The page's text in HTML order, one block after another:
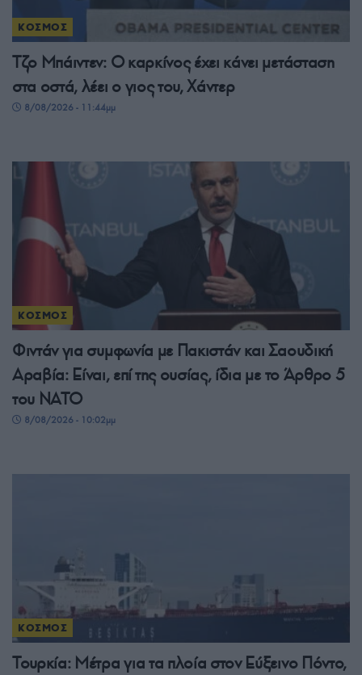
ΚΟΣΜΟΣ
Τζο Μπάιντεν: Ο καρκίνος έχει κάνει μετάσταση
στα οστά, λέει ο γιος του, Χάντερ
8/08/2026 - 11:44μμ
ΚΟΣΜΟΣ
Φιντάν για συμφωνία με Πακιστάν και Σαουδική
Αραβία: Είναι, επί της ουσίας, ίδια με το Άρθρο 5
του ΝΑΤΟ
8/08/2026 - 10:02μμ
ΚΟΣΜΟΣ
Τουρκία: Μέτρα για τα πλοία στον Εύξεινο Πόντο,